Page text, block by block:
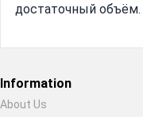
достаточный объём.
Information
About Us